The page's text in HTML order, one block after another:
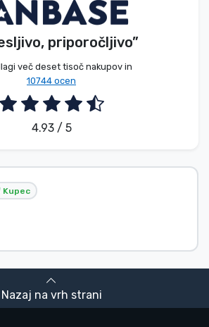
priporočljivo”
več deset tisoč nakupov in
10744 ocen
4.93 / 5
Kupec
Nazaj na vrh strani